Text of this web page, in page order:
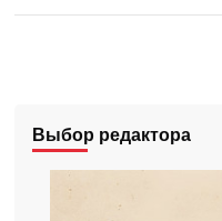
Выбор редактора